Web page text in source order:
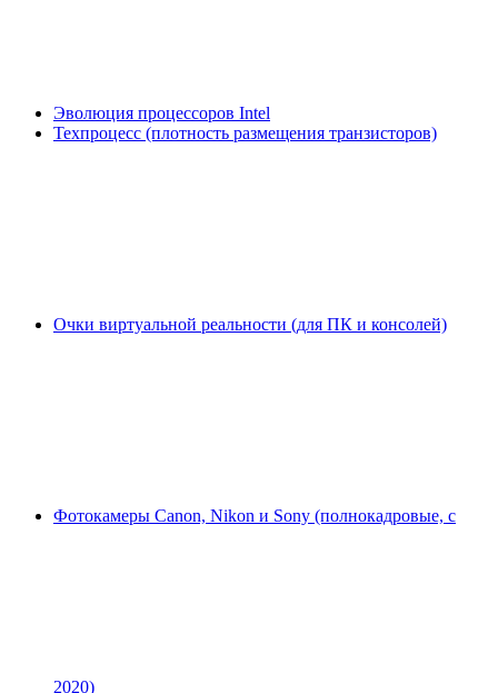
Эволюция процессоров Intel
Техпроцесс (плотность размещения транзисторов)
Очки виртуальной реальности (для ПК и консолей)
Фотокамеры Canon, Nikon и Sony (полнокадровые, с
2020)